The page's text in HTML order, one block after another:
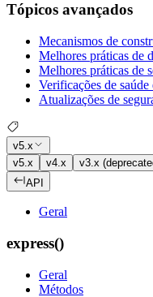
Tópicos avançados
Mecanismos de
Melhores práticas de
Melhores práticas de
Verificações de
Atualizações de
v5.x
v5.x
v4.x
v3.x
API
Geral
express()
Geral
Métodos